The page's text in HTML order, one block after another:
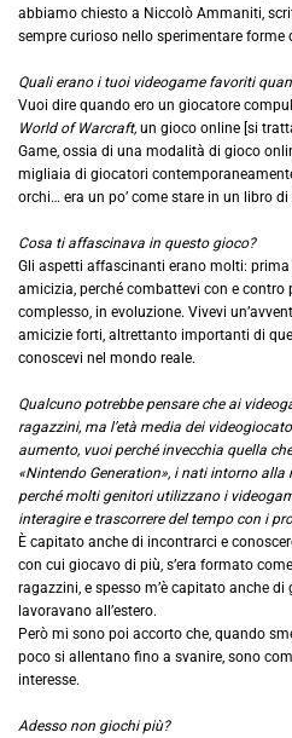
abbiamo chiesto a Niccolò Ammaniti,
sempre curioso nello sperimentare forme
Quali erano i tuoi videogame favoriti
Vuoi dire quando ero un giocatore
World of Warcraft, un gioco online [si
Game, ossia di una modalità di gioco
migliaia di giocatori
orchi… era un po’ come stare in un libro di
Cosa ti affascinava in questo gioco?
Gli aspetti affascinanti erano molti:
amicizia, perché combattevi con e contro
complesso, in evoluzione. Vivevi
amicizie forti, altrettanto importanti di
conoscevi nel mondo reale.
Qualcuno potrebbe pensare che ai
ragazzini, ma l’età media dei
aumento, vuoi perché invecchia quella
«Nintendo Generation», i nati intorno
perché molti genitori utilizzano i
interagire e trascorrere del tempo con i
È capitato anche di incontrarci e
con cui giocavo di più, s’era formato
ragazzini, e spesso m’è capitato anche
lavoravano all’estero.
Però mi sono poi accorto che, quando
poco si allentano fino a svanire, sono
interesse.
Adesso non giochi più?